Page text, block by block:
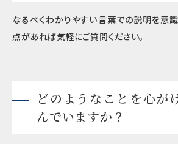
なるべくわかりやすい言葉での説明を意
点があれば気軽にご質問ください。
どのようなことを心が
んでいますか？